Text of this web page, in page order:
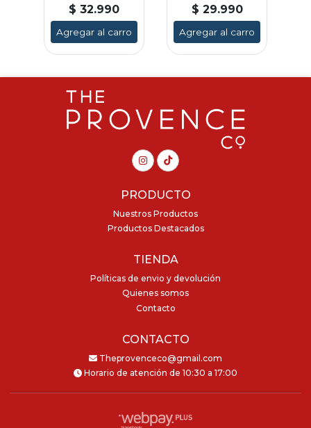
$ 32.990
Agregar al carro
$ 29.990
Agregar al carro
PRODUCTO
Nuestros Productos
Productos Destacados
TIENDA
Políticas de envio y devolución
Quienes somos
Contacto
CONTACTO
Theprovenceco@gmail.com
Horario de atención de 10:30 a 17:00